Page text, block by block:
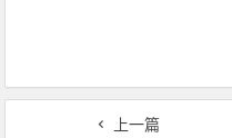
上一篇